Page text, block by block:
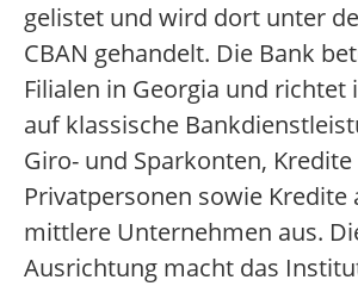
gelistet und wird dort unter
CBAN gehandelt. Die Bank
Filialen in Georgia und richtet
auf klassische
Giro- und Sparkonten, Kredite
Privatpersonen sowie Kredite
mittlere Unternehmen aus.
Ausrichtung macht das